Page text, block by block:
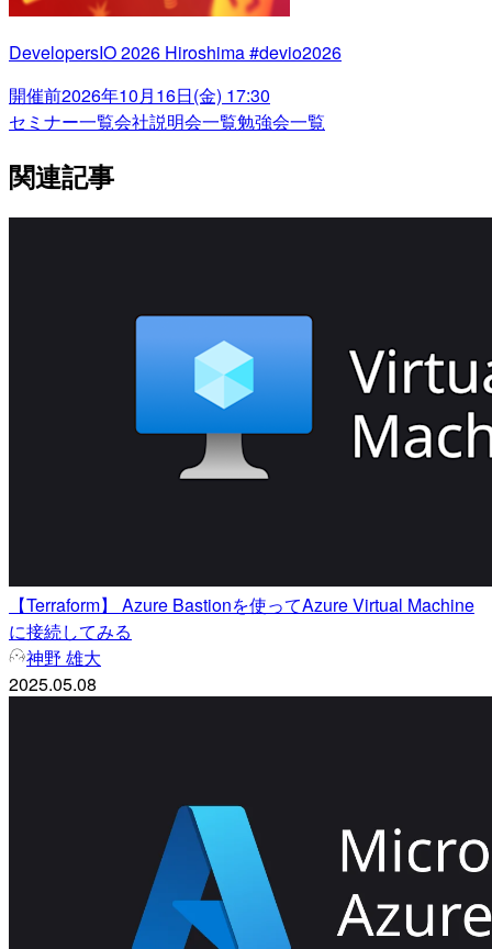
DevelopersIO 2026 Hiroshima #devio2026
開催前2026年10月16日(金) 17:30
セミナー一覧会社説明会一覧勉強会一覧
関連記事
【Terraform】 Azure Bastionを使ってAzure Virtual Machine
に接続してみる
神野 雄大
2025.05.08